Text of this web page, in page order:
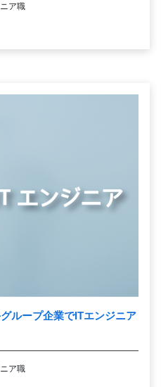
ア職
ループ企業でITエンジニア
ア職